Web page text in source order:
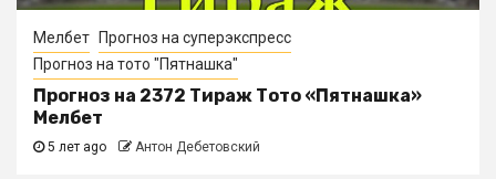
Мелбет
Прогноз на суперэкспресс
Прогноз на тото "Пятнашка"
Прогноз на 2372 Тираж Тото «Пятнашка»
Мелбет
5 лет ago Антон Дебетовский